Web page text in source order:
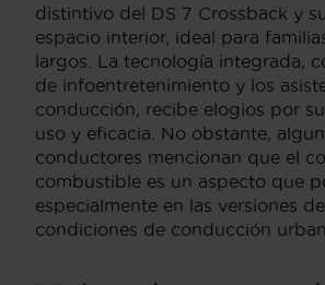
distintivo del DS 7 Crossback y
espacio interior, ideal para
largos. La tecnología integrada,
de infoentretenimiento y los
conducción, recibe elogios por
uso y eficacia. No obstante,
conductores mencionan que el
combustible es un aspecto que
especialmente en las versiones
condiciones de conducción